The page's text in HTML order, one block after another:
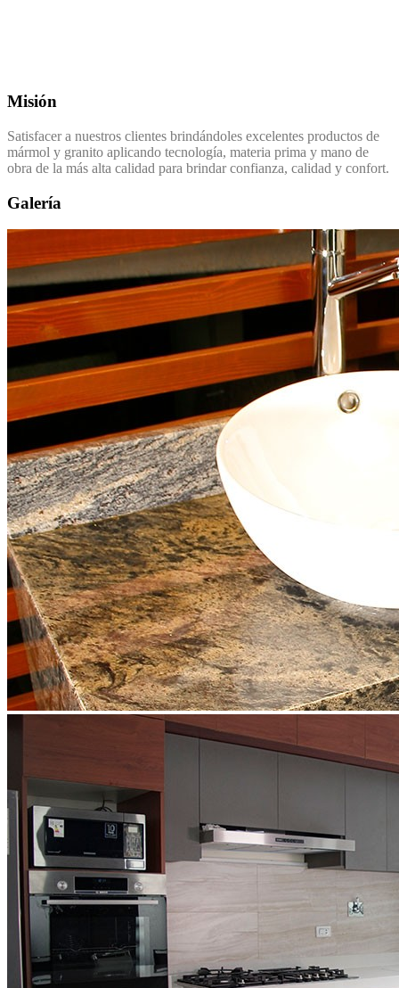
Misión
Satisfacer a nuestros clientes brindándoles excelentes productos de
mármol y granito aplicando tecnología, materia prima y mano de
obra de la más alta calidad para brindar confianza, calidad y confort.
Galería